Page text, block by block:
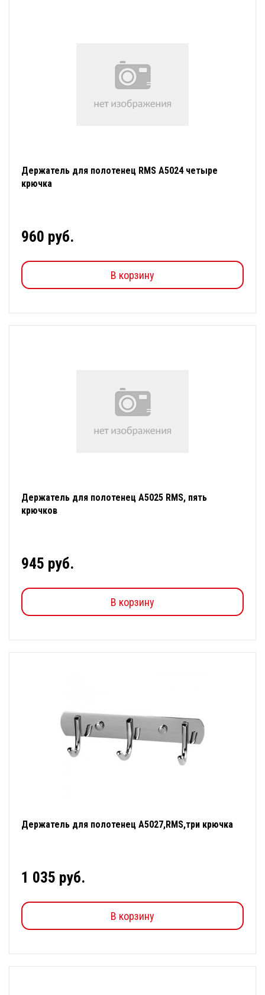
Держатель для полотенец RMS A5024 четыре
крючка
960 руб.
В корзину
Держатель для полотенец А5025 RMS, пять
крючков
945 руб.
В корзину
Держатель для полотенец А5027,RMS,три крючка
1 035 руб.
В корзину